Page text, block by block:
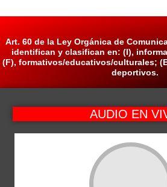
Art. 60 de la Ley Orgánica de
identifican y clasifican en: (I),
(F), formativos/educativos/culturales;
deportivos.
AUDIO EN